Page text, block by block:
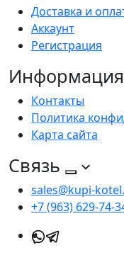
Доставка и
Аккаунт
Регистрация
Информация
Контакты
Политика
Карта сайта
Связь
sales@kupi-
+7 (963) 629-74-